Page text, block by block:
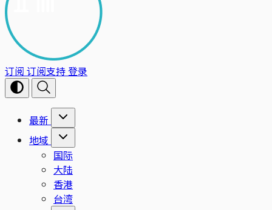
订阅 订阅支持登录
最新
地域
国际
大陆
香港
台湾